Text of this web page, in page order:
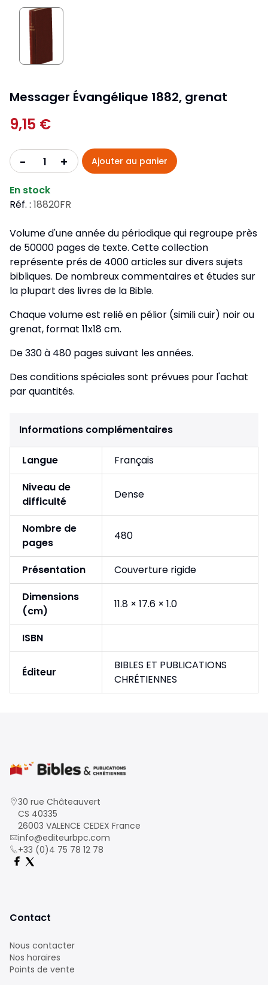
Messager Évangélique 1882, grenat
9,15 €
- + Ajouter au panier
En stock
Réf. : 18820FR
Volume d'une année du périodique qui regroupe près
de 50000 pages de texte. Cette collection
représente prés de 4000 articles sur divers sujets
bibliques. De nombreux commentaires et études sur
la plupart des livres de la Bible.
Chaque volume est relié en pélior (simili cuir) noir ou
grenat, format 11x18 cm.
De 330 à 480 pages suivant les années.
Des conditions spéciales sont prévues pour l'achat
par quantités.
Informations complémentaires
Langue
Français
Niveau de
difficulté
Dense
Nombre de
pages
480
Présentation
Couverture rigide
Dimensions
(cm)
11.8 × 17.6 × 1.0
ISBN
Éditeur
BIBLES ET PUBLICATIONS
CHRÉTIENNES
30 rue Châteauvert
CS 40335
26003 VALENCE CEDEX France
info@editeurbpc.com
+33 (0)4 75 78 12 78
Contact
Nous contacter
Nos horaires
Points de vente